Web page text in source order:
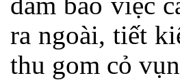
ra ngoài, tiết
thu gom cỏ